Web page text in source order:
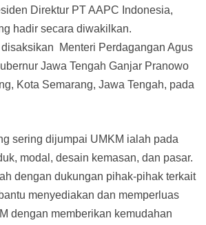
Direktur PT AAPC Indonesia,
hadir secara diwakilkan.
Menteri Perdagangan Agus
Jawa Tengah Ganjar Pranowo
Kota Semarang, Jawa Tengah, pada
sering dijumpai UMKM ialah pada
modal, desain kemasan, dan pasar.
dengan dukungan pihak-pihak terkait
menyediakan dan memperluas
dengan memberikan kemudahan